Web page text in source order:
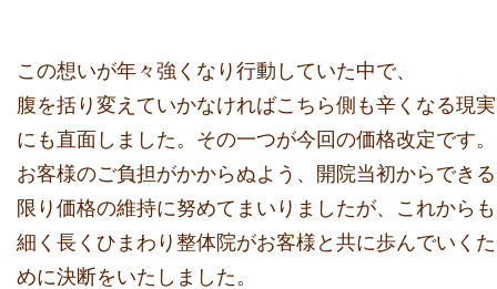
この想いが年々強くなり行動していた中で、
腹を括り変えていかなければこちら側も辛くなる現実
にも直面しま した。その一つが今回の価格改定です。
お客様のご負担がかからぬよう、開院当初からできる
限り価格の維持に努めてまいりましたが、 これからも
細く長くひまわり整体院がお客様と共に歩んでいくた
めに決断をいたしました。